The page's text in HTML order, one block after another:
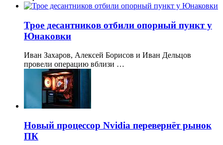
Трое десантников отбили опорный пункт у
Юнаковки
Иван Захаров, Алексей Борисов и Иван Дельцов
провели операцию вблизи …
Новый процессор Nvidia перевернёт рынок
ПК